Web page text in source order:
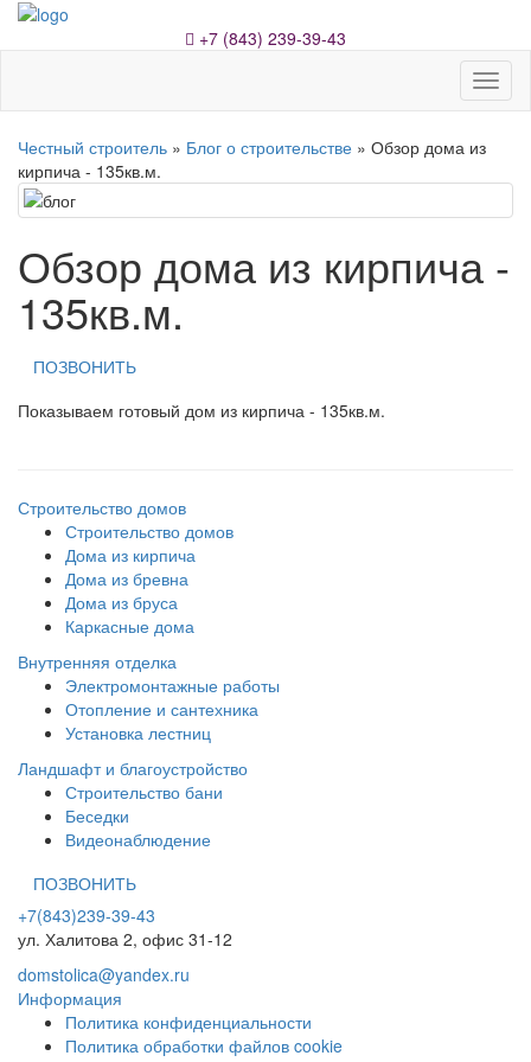
+7 (843) 239-39-43
Честный строитель » Блог о строительстве » Обзор дома из
кирпича - 135кв.м.
Обзор дома из кирпича -
135кв.м.
ПОЗВОНИТЬ
Показываем готовый дом из кирпича - 135кв.м.
Строительство домов
Строительство домов
Дома из кирпича
Дома из бревна
Дома из бруса
Каркасные дома
Внутренняя отделка
Электромонтажные работы
Отопление и сантехника
Установка лестниц
Ландшафт и благоустройство
Строительство бани
Беседки
Видеонаблюдение
ПОЗВОНИТЬ
+7(843)239-39-43
ул. Халитова 2, офис 31-12
domstolica@yandex.ru
Информация
Политика конфиденциальности
Политика обработки файлов cookie